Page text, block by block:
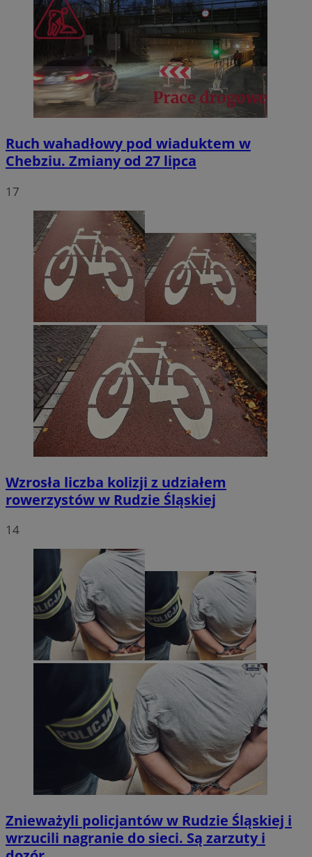
Ruch wahadłowy pod wiaduktem w
Chebziu. Zmiany od 27 lipca
17
Wzrosła liczba kolizji z udziałem
rowerzystów w Rudzie Śląskiej
14
Znieważyli policjantów w Rudzie Śląskiej i
wrzucili nagranie do sieci. Są zarzuty i